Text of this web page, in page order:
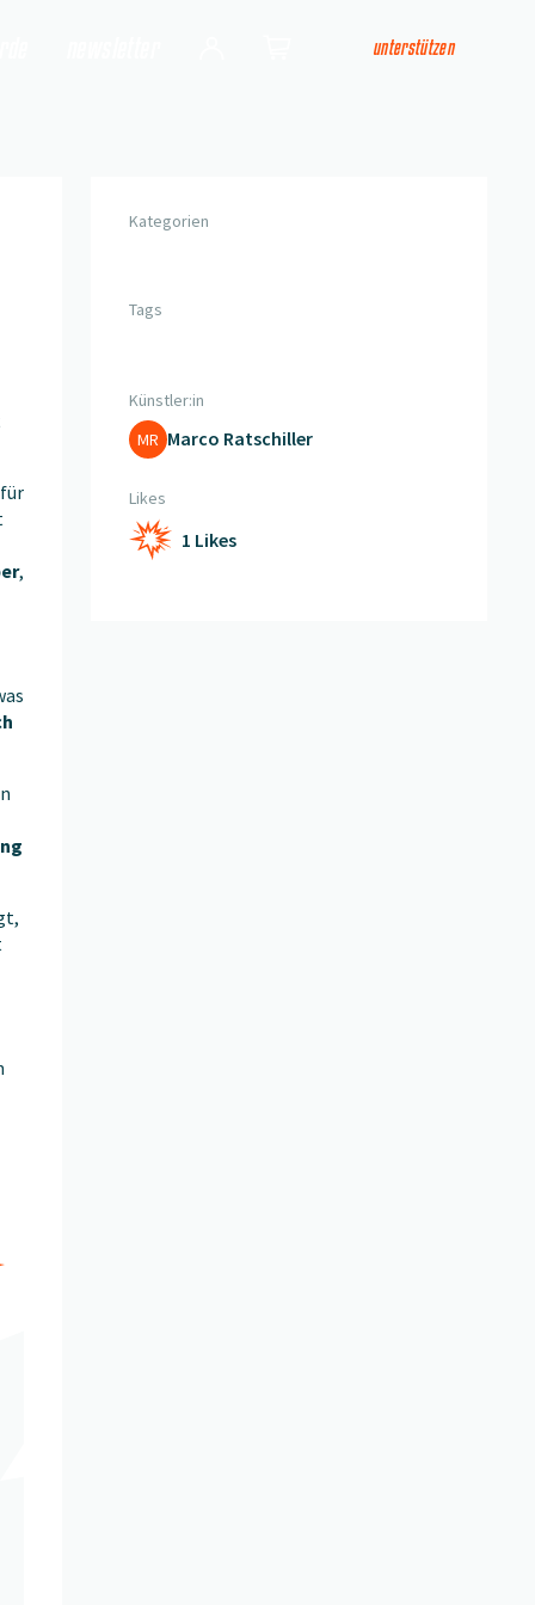
unterstützen
,
Kategorien
Tags
Künstler:in
MR Marco Ratschiller
Likes
1 Likes